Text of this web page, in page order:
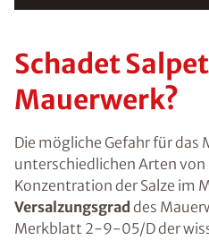
Schadet
Mauerwerk?
Die mögliche Gefahr für das
unterschiedlichen Arten
Konzentration der Salze im
Versalzungsgrad des
Merkblatt 2-9-05/D der